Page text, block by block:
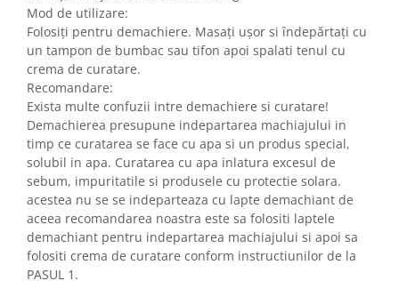
Mod de utilizare:
Folosiți pentru demachiere. Masați ușor si îndepărtați cu
un tampon de bumbac sau tifon apoi spalati tenul cu
crema de curatare.
Recomandare:
Exista multe confuzii intre demachiere si curatare!
Demachierea presupune indepartarea machiajului in
timp ce curatarea se face cu apa si un produs special,
solubil in apa. Curatarea cu apa inlatura excesul de
sebum, impuritatile si produsele cu protectie solara.
acestea nu se se indeparteaza cu lapte demachiant de
aceea recomandarea noastra este sa folositi laptele
demachiant pentru indepartarea machiajului si apoi sa
folositi crema de curatare conform instructiunilor de la
PASUL 1.